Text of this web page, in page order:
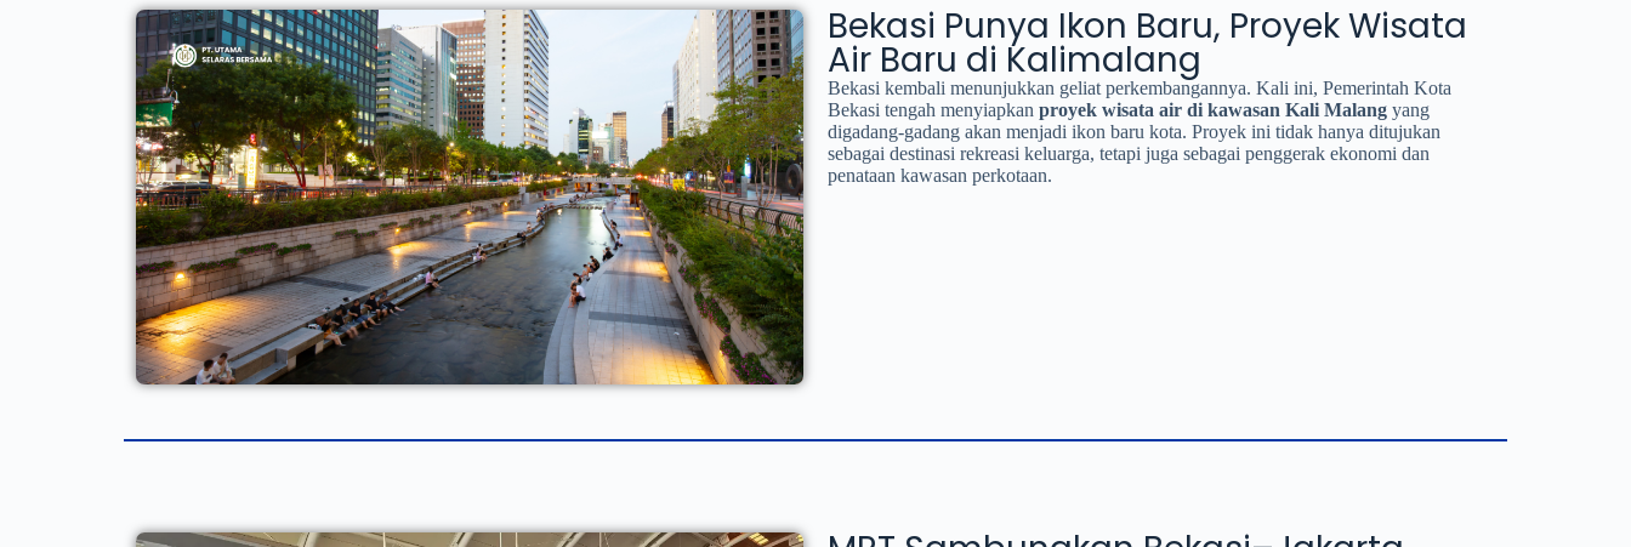
Bekasi Punya Ikon Baru, Proyek Wisata
Air Baru di Kalimalang
Bekasi kembali menunjukkan geliat perkembangannya. Kali ini, Pemerintah Kota
Bekasi tengah menyiapkan proyek wisata air di kawasan Kali Malang yang
digadang-gadang akan menjadi ikon baru kota. Proyek ini tidak hanya ditujukan
sebagai destinasi rekreasi keluarga, tetapi juga sebagai penggerak ekonomi dan
penataan kawasan perkotaan.